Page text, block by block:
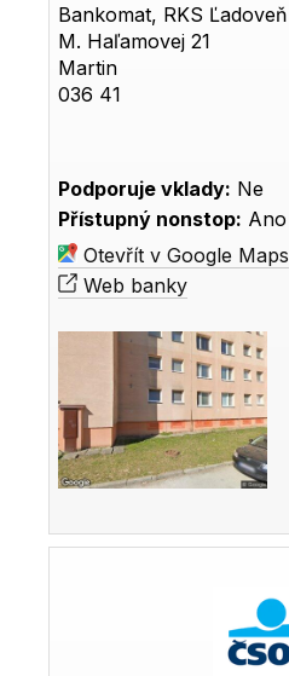
Bankomat, RKS Ľadoveň
M. Haľamovej 21
Martin
036 41
Podporuje vklady: Ne
Přístupný nonstop: Ano
Otevřít v Google Maps
Web banky